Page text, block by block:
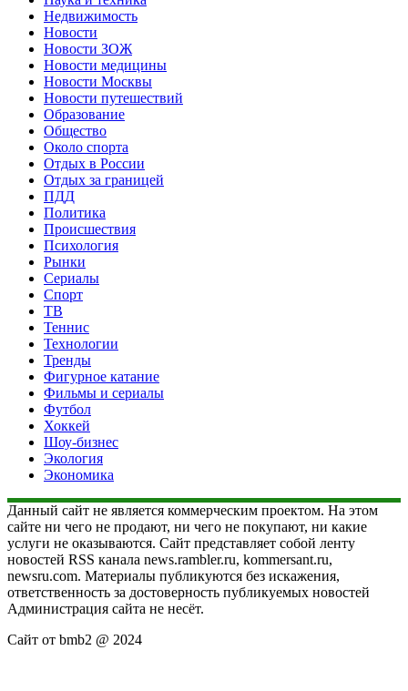
Недвижимость
Новости
Новости ЗОЖ
Новости медицины
Новости Москвы
Новости путешествий
Образование
Общество
Около спорта
Отдых в России
Отдых за границей
ПДД
Политика
Происшествия
Психология
Рынки
Сериалы
Спорт
ТВ
Теннис
Технологии
Тренды
Фигурное катание
Фильмы и сериалы
Футбол
Хоккей
Шоу-бизнес
Экология
Экономика
Данный сайт не является коммерческим проектом. На этом
сайте ни чего не продают, ни чего не покупают, ни какие
услуги не оказываются. Сайт представляет собой ленту
новостей RSS канала news.rambler.ru, kommersant.ru,
newsru.com. Материалы публикуются без искажения,
ответственность за достоверность публикуемых новостей
Администрация сайта не несёт.
Сайт от bmb2 @ 2024